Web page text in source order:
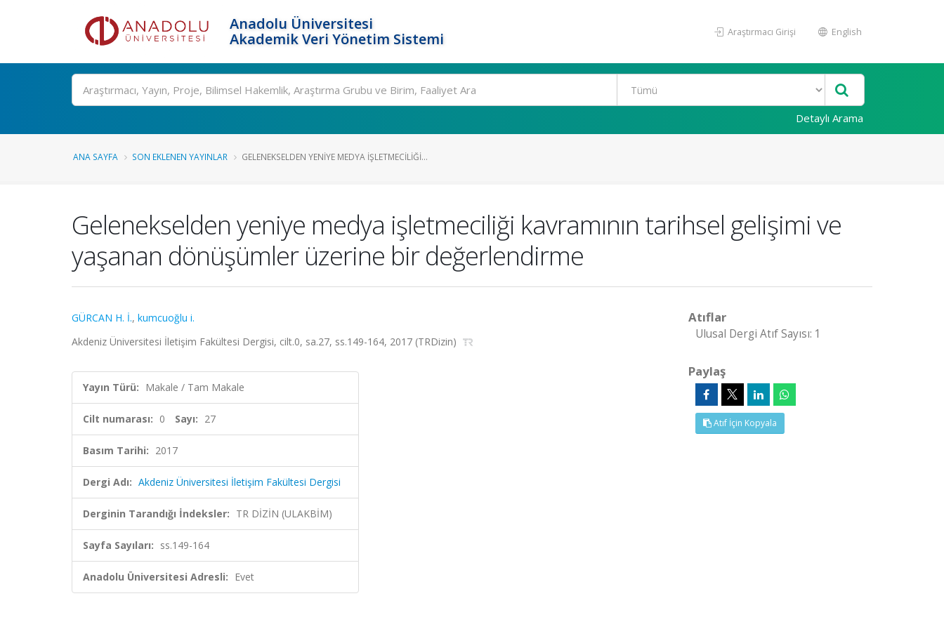
Anadolu Üniversitesi
Akademik Veri Yönetim Sistemi
Araştırmacı Girişi English
Ara
Detaylı Arama
ANA SAYFA SON EKLENEN YAYINLAR GELENEKSELDEN YENIYE MEDYA IŞLETMECILIĞI...
Gelenekselden yeniye medya işletmeciliği kavramının tarihsel gelişimi ve
yaşanan dönüşümler üzerine bir değerlendirme
GÜRCAN H. İ., kumcuoğlu i.
Akdeniz Üniversitesi İletişim Fakültesi Dergisi, cilt.0, sa.27, ss.149-164, 2017 (TRDizin)
Yayın Türü: Makale / Tam Makale
Cilt numarası: 0 Sayı: 27
Basım Tarihi: 2017
Dergi Adı: Akdeniz Üniversitesi İletişim Fakültesi Dergisi
Derginin Tarandığı İndeksler: TR DİZİN (ULAKBİM)
Sayfa Sayıları: ss.149-164
Anadolu Üniversitesi Adresli: Evet
Atıflar
Ulusal Dergi Atıf Sayısı: 1
Paylaş
Atıf İçin Kopyala